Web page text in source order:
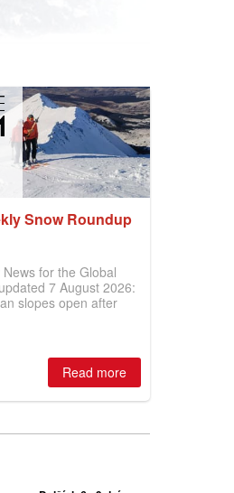
Snow Roundup
for the Global
7 August 2026:
slopes open after
hemisphere down to
still open.Read more